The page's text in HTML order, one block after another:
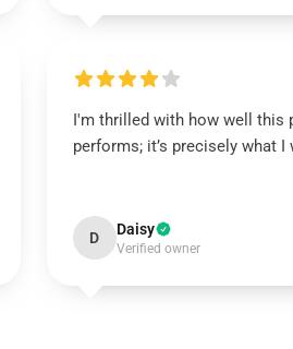
I'm thrilled with how well this
performs; it’s precisely what
D Daisy
Verified owner